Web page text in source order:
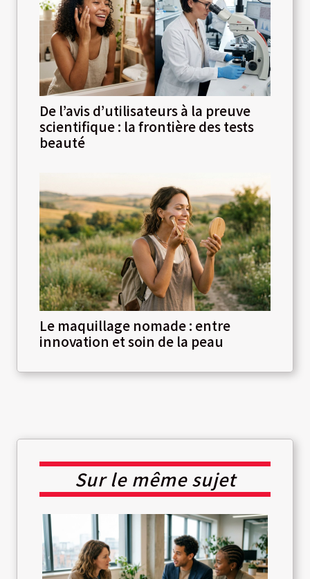
De l’avis d’utilisateurs à la preuve
scientifique : la frontière des tests
beauté
Le maquillage nomade : entre
innovation et soin de la peau
Sur le même sujet